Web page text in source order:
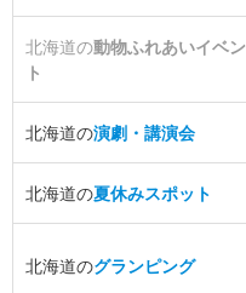
北海道の動物ふれあいイベン
ト
北海道の演劇・講演会
北海道の夏休みスポット
北海道のグランピング